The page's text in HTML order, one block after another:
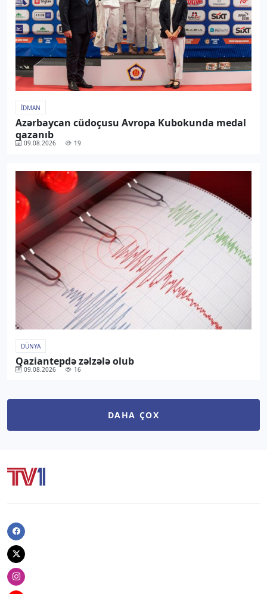
İDMAN
Azərbaycan cüdoçusu Avropa Kubokunda medal
qazanıb
09.08.2026 19
DÜNYA
Qaziantepdə zəlzələ olub
09.08.2026 16
DAHA ÇOX
Facebook
Twitter
Instagram